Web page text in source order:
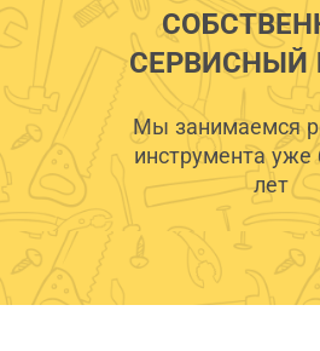
СЕРВИСНЫЙ
Мы занимаемся
инструмента уже
лет